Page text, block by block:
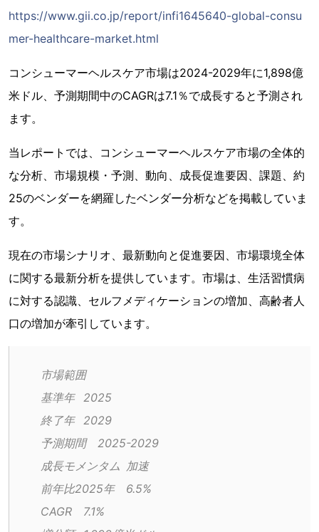
https://www.gii.co.jp/report/infi1645640-global-consu
mer-healthcare-market.html
コンシューマーヘルスケア市場は2024-2029年に1,898億
米ドル、予測期間中のCAGRは7.1％で成長すると予測され
ます。
当レポートでは、コンシューマーヘルスケア市場の全体的
な分析、市場規模・予測、動向、成長促進要因、課題、約
25のベンダーを網羅したベンダー分析などを掲載していま
す。
現在の市場シナリオ、最新動向と促進要因、市場環境全体
に関する最新分析を提供しています。市場は、生活習慣病
に対する認識、セルフメディケーションの増加、高齢者人
口の増加が牽引しています。
市場範囲
基準年	2025
終了年	2029
予測期間	2025-2029
成長モメンタム	加速
前年比2025年	6.5%
CAGR	7.1%